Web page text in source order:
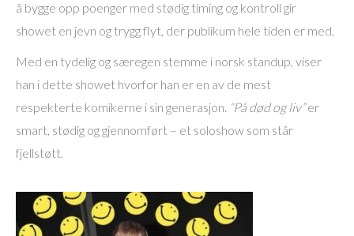
å bygge opp poenger med stødig timing og kontroll gir
showet en jevn og trygg flyt, der publikum hele tiden er med.
Med en tydelig og særegen stemme i norsk standup, viser
han i dette showet hvorfor han er en av de mest
respekterte komikerne i sin generasjon. “På død og liv”er
smart, stødig og gjennomført – et soloshow som står
fjellstøtt.